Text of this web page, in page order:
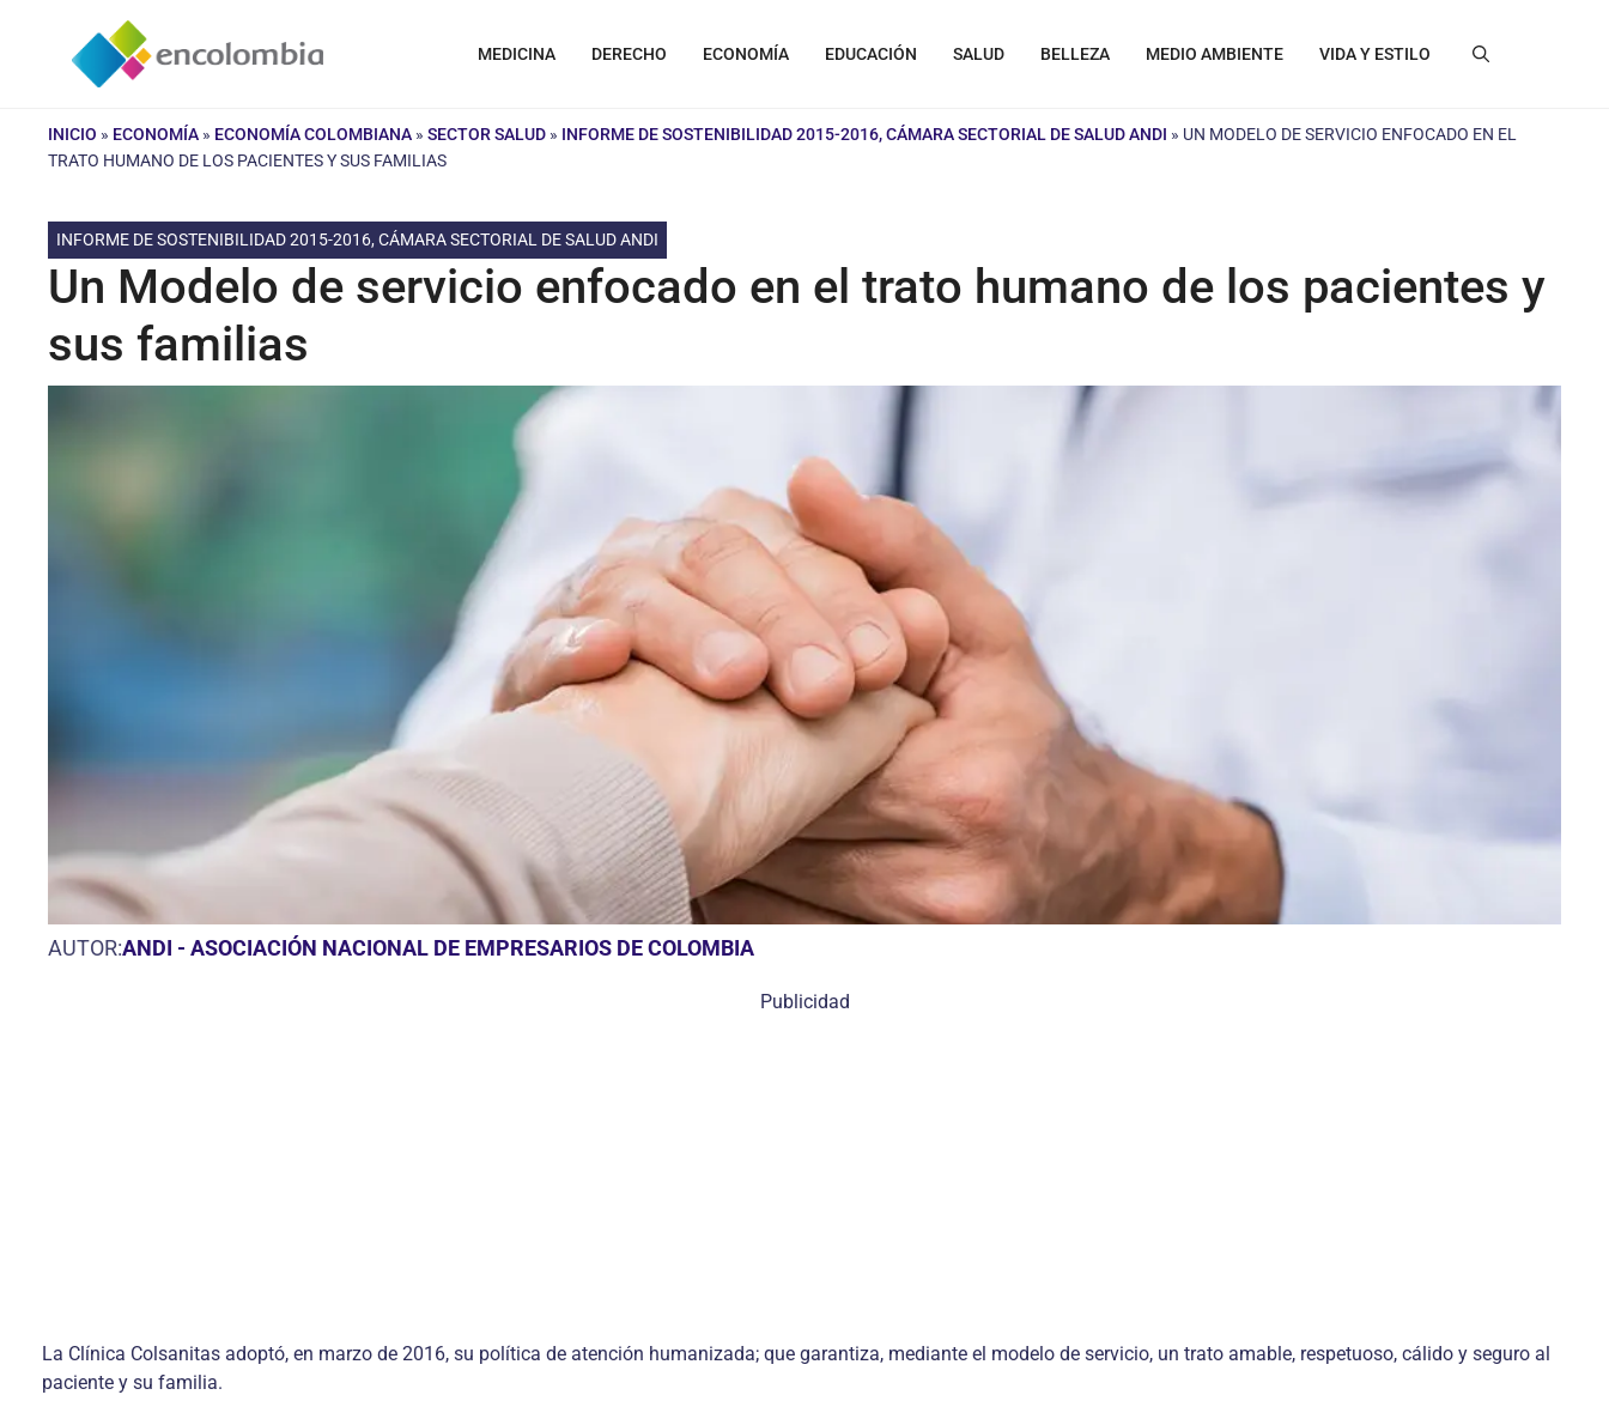
contenido
MEDICINA DERECHO ECONOMÍA EDUCACIÓN SALUD BELLEZA MEDIO AMBIENTE VIDA Y ESTILO
INICIO » ECONOMÍA » ECONOMÍA COLOMBIANA » SECTOR SALUD » INFORME DE SOSTENIBILIDAD 2015-2016, CÁMARA SECTORIAL DE SALUD ANDI » UN MODELO DE SERVICIO ENFOCADO EN EL
TRATO HUMANO DE LOS PACIENTES Y SUS FAMILIAS
INFORME DE SOSTENIBILIDAD 2015-2016, CÁMARA SECTORIAL DE SALUD ANDI
Un Modelo de servicio enfocado en el trato humano de los pacientes y
sus familias
AUTOR:ANDI - ASOCIACIÓN NACIONAL DE EMPRESARIOS DE COLOMBIA
Publicidad
La Clínica Colsanitas adoptó, en marzo de 2016, su política de atención humanizada; que garantiza, mediante el modelo de servicio, un trato amable, respetuoso, cálido y seguro al
paciente y su familia.